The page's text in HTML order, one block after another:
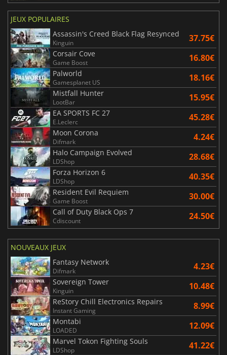
JEUX POPULAIRES
Assassin's Creed Black Flag Resynced
Kinguin 37.75€
Corsair Cove
Game Boost 16.80€
Palworld
Gamesplanet US 18.16€
Mistfall Hunter
LootBar 15.95€
EA SPORTS FC 27
E.Leclerc 45.28€
Moon Corona
Difmark 4.24€
Halo Campaign Evolved
LDShop 28.68€
Forza Horizon 6
LDShop 40.35€
Resident Evil Requiem
Game Boost 30.00€
Call of Duty Black Ops 7
Cdiscount 24.50€
NOUVEAUX JEUX
Fantasy Network
Difmark 4.23€
Sovereign Tower
Kinguin 10.48€
ReStory Chill Electronics Repairs
Instant Gaming 8.99€
Montabi
LOADED 12.09€
Marvel Tokon Fighting Souls
LDShop 41.22€